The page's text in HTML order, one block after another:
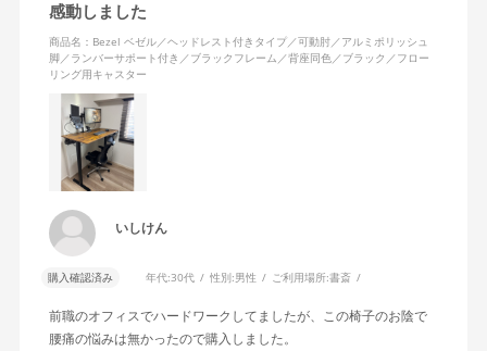
感動しました
商品名：Bezel ベゼル／ヘッドレスト付きタイプ／可動肘／アルミポリッシュ
脚／ランバーサポート付き／ブラックフレーム／背座同色／ブラック／フロー
リング用キャスター
いしけん
購入確認済み 年代:30代 性別:男性 ご利用場所:書斎
前職のオフィスでハードワークしてましたが、この椅子のお陰で
腰痛の悩みは無かったので購入しました。